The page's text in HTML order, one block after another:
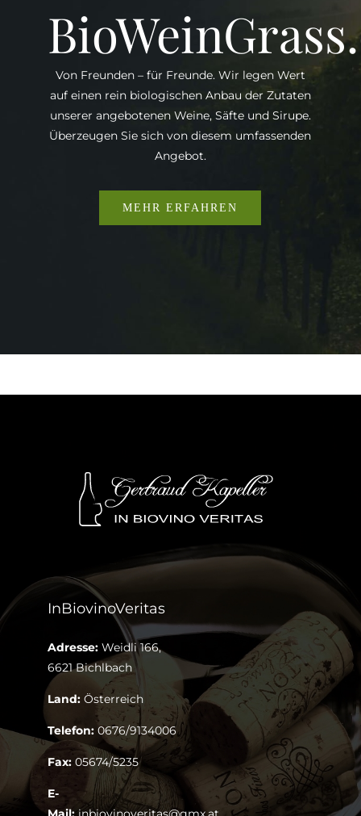
Von Freunden – für Freunde. Wir legen Wert
auf einen rein biologischen Anbau der Zutaten
unserer angebotenen Weine, Säfte und Sirupe.
Überzeugen Sie sich von diesem umfassenden
Angebot.
MEHR ERFAHREN
InBiovinoVeritas
Adresse: Weidli 166,
6621 Bichlbach
Land: Österreich
Telefon: 0676/9134006
Fax: 05674/5235
E-